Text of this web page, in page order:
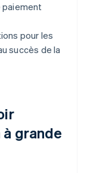
pour les
succès de la
grande